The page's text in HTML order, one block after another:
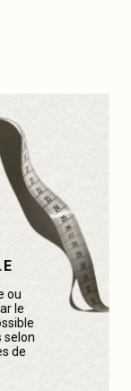
ou
le
selon
de